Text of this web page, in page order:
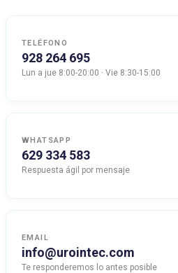
TELÉFONO
928 264 695
Lun a jue 8:00-20:00 · Vie 8:30-15:00
WHATSAPP
629 334 583
Respuesta ágil por mensaje
EMAIL
info@urointec.com
Te responderemos lo antes posible